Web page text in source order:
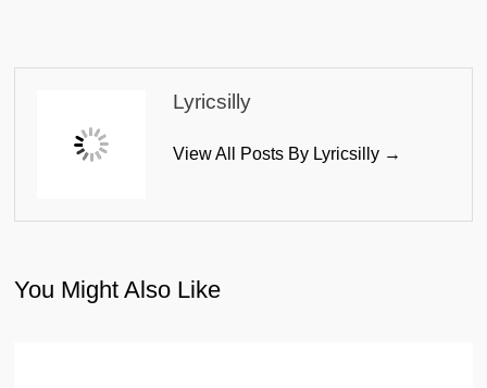
Lyricsilly
View All Posts By Lyricsilly →
You Might Also Like